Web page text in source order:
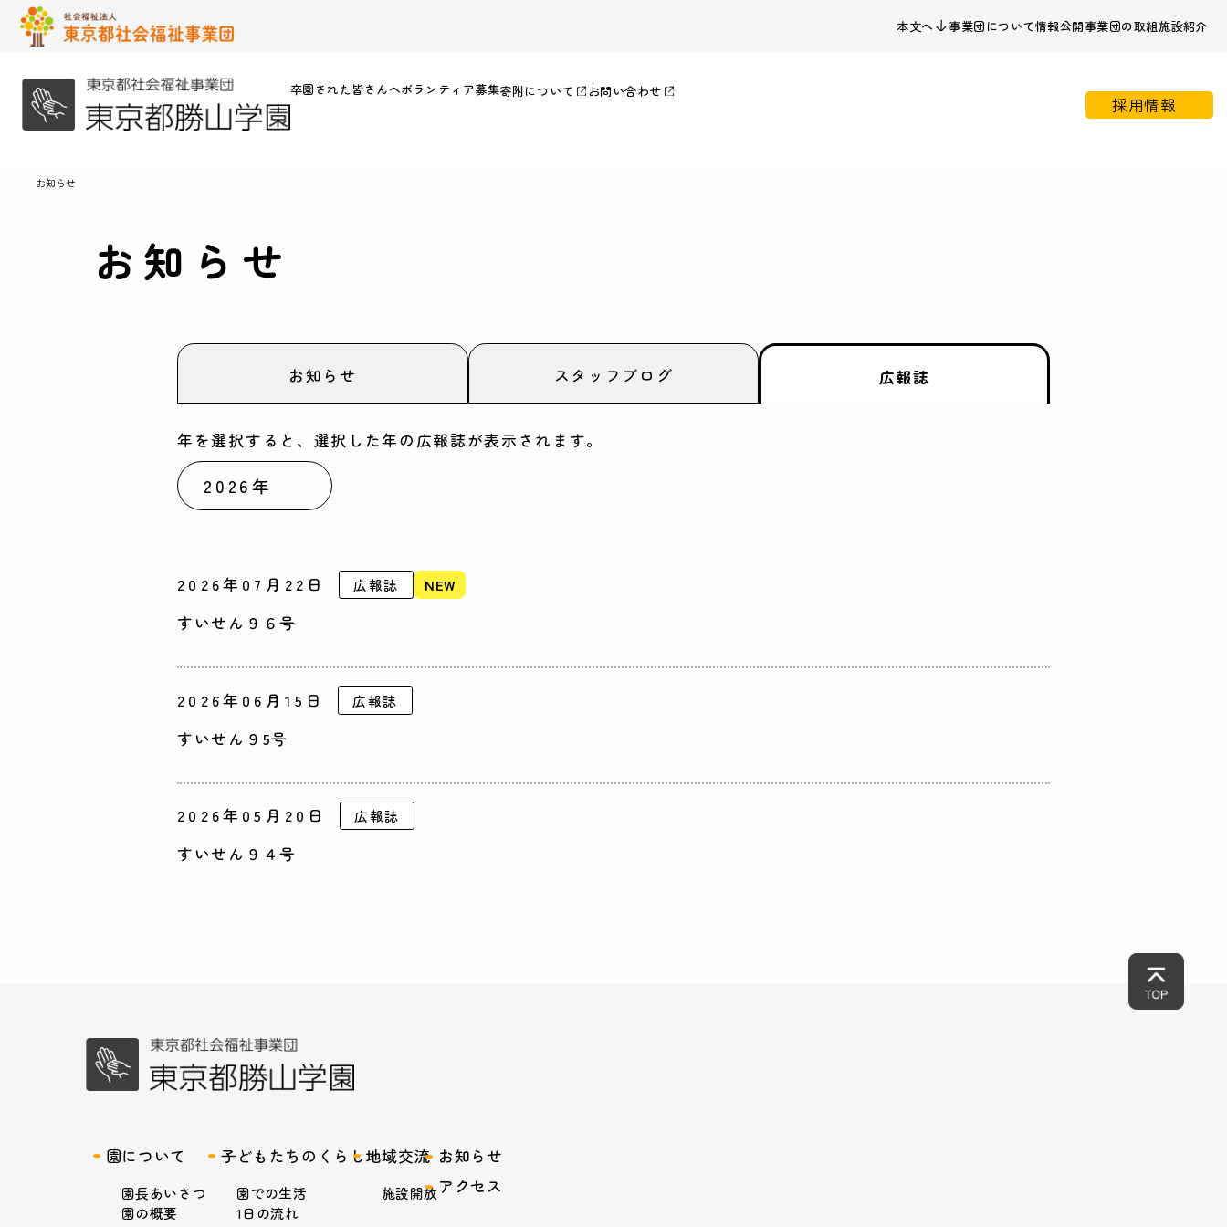
本文へ 事業団について情報公開事業団の取組施設紹介
卒園された皆さんへボランティア募集寄附について お問い合わせ
採用情報
お知らせ
お知らせ
お知らせ スタッフ ブログ 広報誌
年を選択すると、選択した年の広報誌が表示されます。
2026年07月22日 広報誌 NEW
すいせん９６号
2026年06月15日 広報誌
すいせん９5号
2026年05月20日 広報誌
すいせん９４号
園について
園長あいさつ
園の概要
子どもたちのくらし
園での生活
1日の流れ
地域交流
施設開放
お知らせ
アクセス